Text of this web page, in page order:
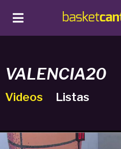
VALENCIA20
Videos Listas